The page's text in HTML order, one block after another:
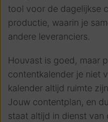
tool voor de dagelijkse
productie, waarin je
andere leveranciers.
Houvast is goed, maar
contentkalender je niet
kalender altijd ruimte
Jouw contentplan, en
staat altijd in dienst van